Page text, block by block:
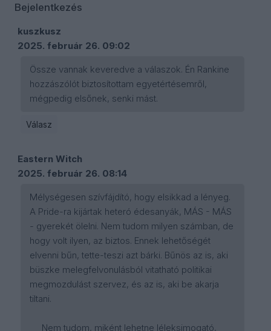
Bejelentkezés
kuszkusz
2025. február 26. 09:02
Össze vannak keveredve a válaszok. Én Rankine
hozzászólót biztosítottam egyetértésemről,
mégpedig elsőnek, senki mást.
Válasz
Eastern Witch
2025. február 26. 08:14
Mélységesen szívfájdító, hogy elsikkad a lényeg.
A Pride-ra kijártak heteró édesanyák, MÁS - MÁS
- gyerekét ölelni. Nem tudom milyen számban, de
hogy volt ilyen, az biztos. Ennek lehetőségét
elvenni bűn, tette-teszi azt bárki. Bűnös az is, aki
büszke melegfelvonulásból vitatható politikai
megmozdulást szervez, és az is, aki be akarja
tiltani.
Nem tudom, miként lehetne léleksimogató,